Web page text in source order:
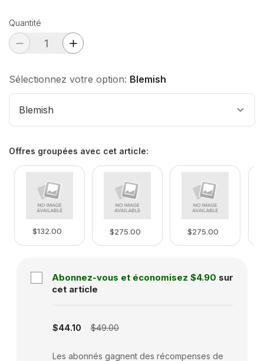
Quantité
Sélectionnez votre option: Blemish
Blemish
Offres groupées avec cet article:
$132.00 $275.00 $275.00
Abonnez-vous et économisez $4.90 sur
cet article
$44.10 $49.00
Les abonnés gagnent des récompenses de